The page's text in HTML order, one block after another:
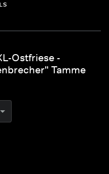
Ostfriese -
Tamme